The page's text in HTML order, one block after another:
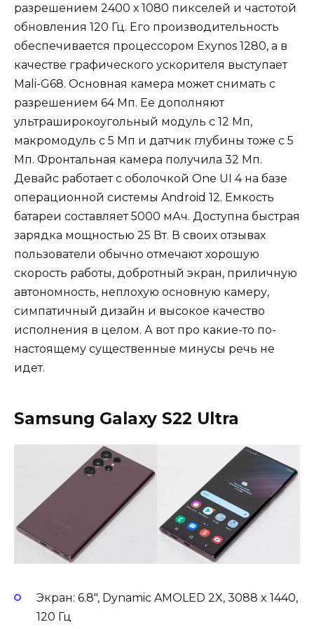
разрешением 2400 х 1080 пикселей и частотой
обновления 120 Гц. Его производительность
обеспечивается процессором Exynos 1280, а в
качестве графического ускорителя выступает
Mali-G68. Основная камера может снимать с
разрешением 64 Мп. Ее дополняют
ультраширокоугольный модуль с 12 Мп,
макромодуль с 5 Мп и датчик глубины тоже с 5
Мп. Фронтальная камера получила 32 Мп.
Девайс работает с оболочкой One UI 4 на базе
операционной системы Android 12. Емкость
батареи составляет 5000 мАч. Доступна быстрая
зарядка мощностью 25 Вт. В своих отзывах
пользователи обычно отмечают хорошую
скорость работы, добротный экран, приличную
автономность, неплохую основную камеру,
симпатичный дизайн и высокое качество
исполнения в целом. А вот про какие-то по-
настоящему существенные минусы речь не
идет.
Samsung Galaxy S22 Ultra
Экран: 6.8″, Dynamic AMOLED 2X, 3088 x 1440,
120 Гц